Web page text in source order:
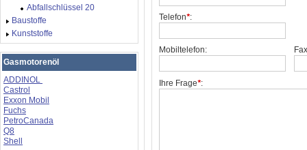
Telefon*:
Mobiltelefon:
Ihre Frage*:
Abfallschlüssel 20
Baustoffe
Kunststoffe
Gasmotorenöl
ADDINOL
Castrol
Exxon Mobil
Fuchs
PetroCanada
Q8
Shell